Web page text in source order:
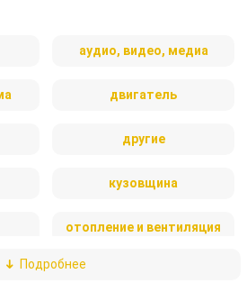
аудио, видео, медиа
двигатель
другие
кузовщина
отопление и вентиляция
Подробнее